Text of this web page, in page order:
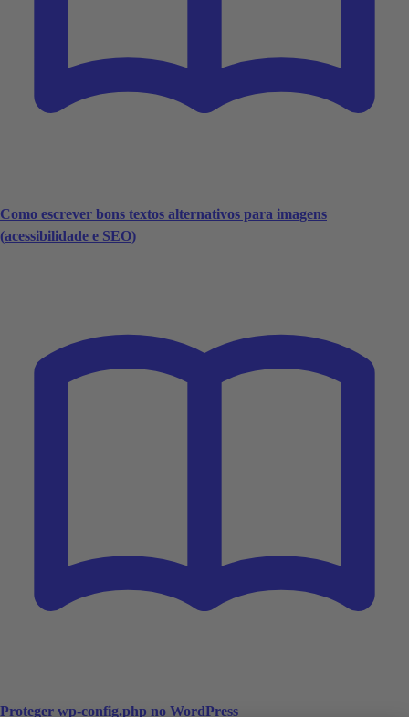
Como escrever bons textos alternativos para imagens
(acessibilidade e SEO)
Proteger wp-config.php no WordPress